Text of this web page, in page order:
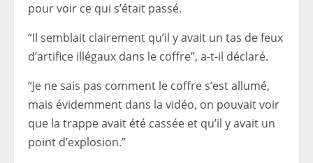
pour voir ce qui s’était passé.
“Il semblait clairement qu’il y avait un tas de feux
d’artifice illégaux dans le coffre”, a-t-il déclaré.
“Je ne sais pas comment le coffre s’est allumé,
mais évidemment dans la vidéo, on pouvait voir
que la trappe avait été cassée et qu’il y avait un
point d’explosion.”